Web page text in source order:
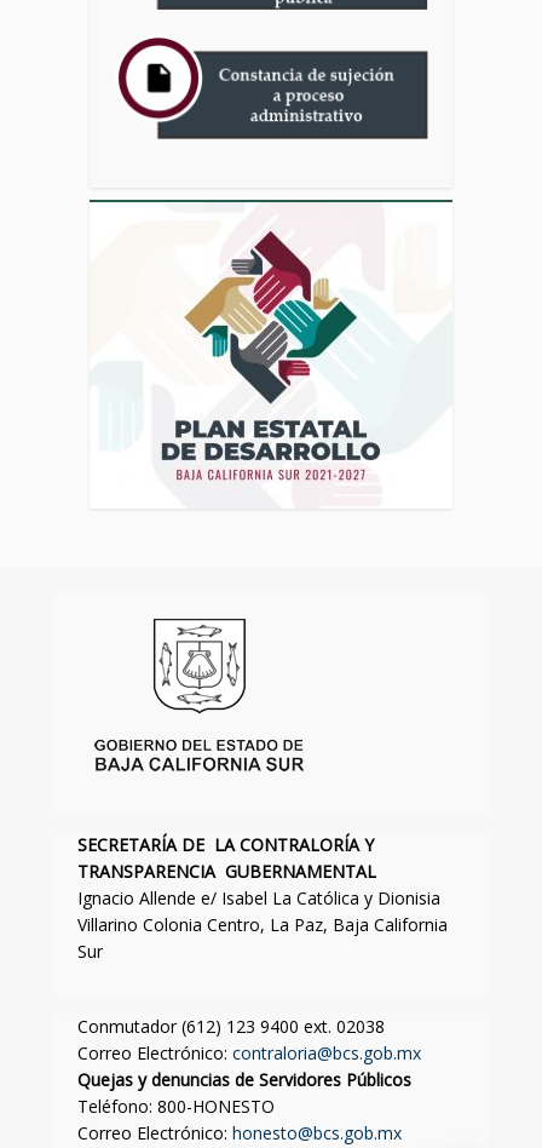
SECRETARÍA DE LA CONTRALORÍA Y
TRANSPARENCIA GUBERNAMENTAL
Ignacio Allende e/ Isabel La Católica y Dionisia
Villarino Colonia Centro, La Paz, Baja California
Sur
Conmutador (612) 123 9400 ext. 02038
Correo Electrónico: contraloria@bcs.gob.mx
Quejas y denuncias de Servidores Públicos
Teléfono: 800-HONESTO
Correo Electrónico: honesto@bcs.gob.mx